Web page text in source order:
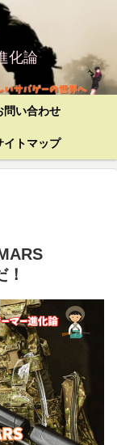
化論
問い合わせ
イトマップ